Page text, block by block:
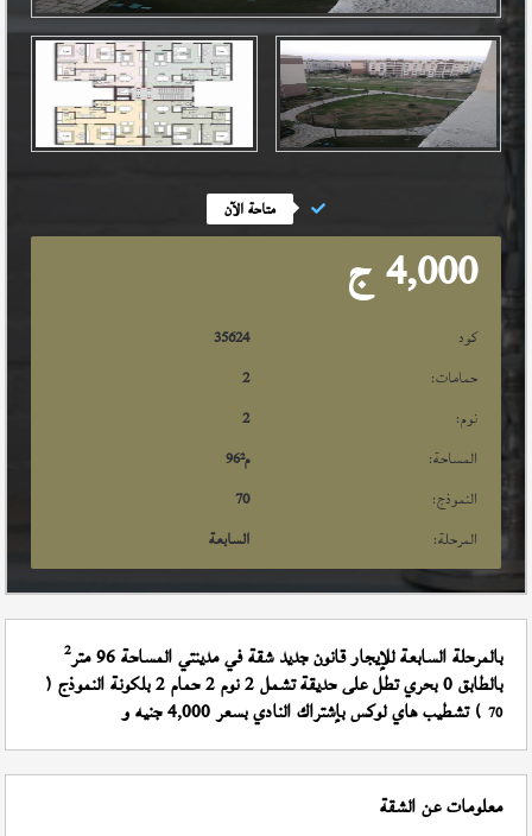
متاحة الآن
4,000 ج
كود
35624
حمامات:
2
نوم:
2
المساحة:
96م²
النموذج:
70
المرحلة:
السابعة
بالمرحلة السابعة للإيجار قانون جديد شقة في مدينتي المساحة 96 متر 2
بالطابق 0 بحري تطل على حديقة تشمل 2 نوم 2 حمام 2 بلكونة النموذج (
70 ) تشطيب هاي لوكس بإشتراك النادي بسعر 4,000 جنيه و
معلومات عن الشقة